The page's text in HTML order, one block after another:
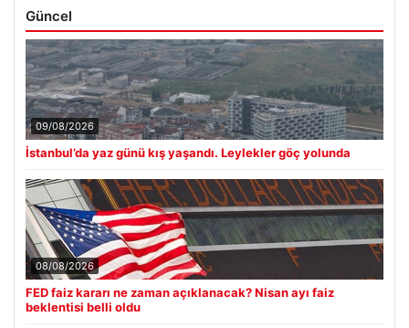
Güncel
09/08/2026
İstanbul’da yaz günü kış yaşandı. Leylekler göç yolunda
08/08/2026
FED faiz kararı ne zaman açıklanacak? Nisan ayı faiz
beklentisi belli oldu